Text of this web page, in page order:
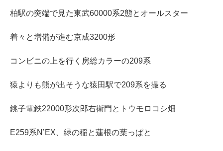
柏駅の突端で見た東武60000系2態とオールスター
着々と増備が進む京成3200形
コンビニの上を行く房総カラーの209系
猿よりも熊が出そうな猿田駅で209系を撮る
銚子電鉄22000形次郎右衛門とトウモロコシ畑
E259系N’EX、緑の稲と蓮根の葉っぱと